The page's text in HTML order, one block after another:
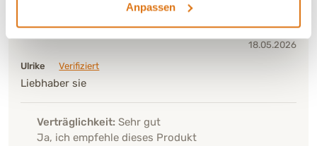
Anpassen
18.05.2026
Ulrike
Verifiziert
Liebhaber sie
Verträglichkeit: Sehr gut
Ja, ich empfehle dieses Produkt